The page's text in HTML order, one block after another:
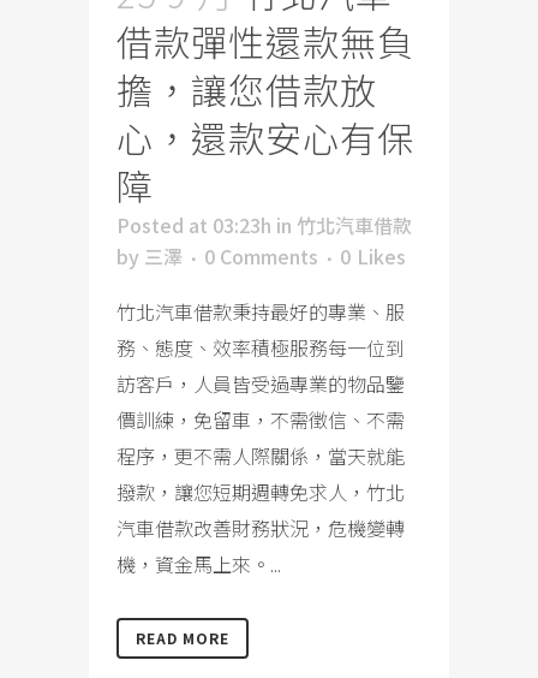
借款彈性還款無負
擔，讓您借款放
心，還款安心有保
障
Posted at 03:23h in 竹北汽車借款
by 三澤 0 Comments 0 Likes
竹北汽車借款秉持最好的專業、服
務、態度、效率積極服務每一位到
訪客戶，人員皆受過專業的物品鑒
價訓練，免留車，不需徵信、不需
程序，更不需人際關係，當天就能
撥款，讓您短期週轉免求人，竹北
汽車借款改善財務狀況，危機變轉
機，資金馬上來。...
READ MORE